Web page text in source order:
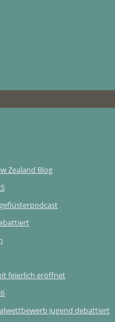
Zealand Blog
feierlich eröffnet
Jugend debattiert